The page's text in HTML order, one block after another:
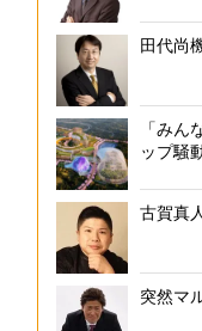
田代尚
「みん
ップ騒
古賀真
突然マ